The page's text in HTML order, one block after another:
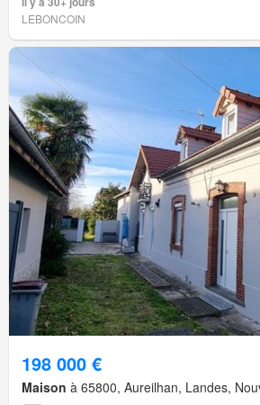
LEBONCOIN
198 000 €
Maison à 65800, Aureilhan, Landes,